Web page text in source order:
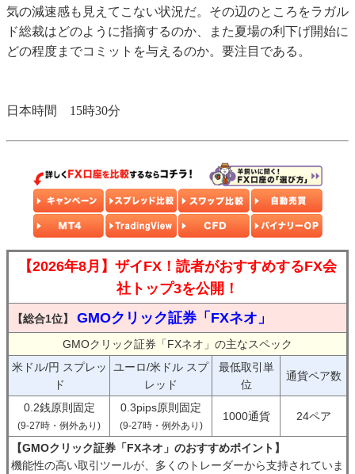
気の減速感も見えてこない状況だ。その辺のところをラガル
ド総裁はどのように指摘するのか、また夏場の利下げ開始に
どの程度までコミットを与えるのか。要注目である。
日本時間 15時30分
【2026年8月】ザイFX！読者がおすすめするFX会
社トップ3を公開！
【総合1位】 GMOクリック証券「FXネオ」
GMOクリック証券「FXネオ」の主なスペック
米ドル/円 スプレッ
ド
ユーロ/米ドル スプ
レッド
最低取引単
位
通貨ペア数
0.2銭原則固定
(9-27時・例外あり)
0.3pips原則固定
(9-27時・例外あり)
1000通貨 24ペア
【GMOクリック証券「FXネオ」のおすすめポイント】
機能性の高い取引ツールが、多くのトレーダーから支持されていま